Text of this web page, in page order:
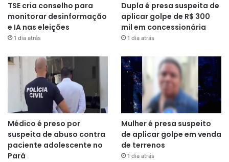
TSE cria conselho para
monitorar desinformação
e IA nas eleições
1 dia atrás
Dupla é presa suspeita de
aplicar golpe de R$ 300
mil em concessionária
1 dia atrás
Médico é preso por
suspeita de abuso contra
paciente adolescente no
Pará
Mulher é presa suspeito
de aplicar golpe em venda
de terrenos
1 dia atrás